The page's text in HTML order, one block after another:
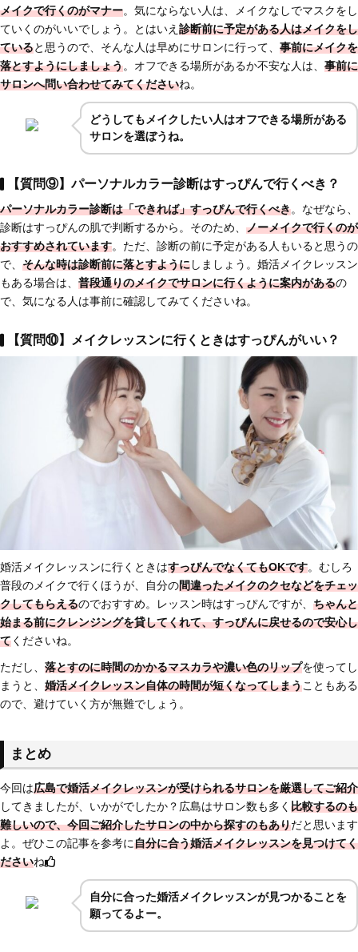
メイクで行くのがマナー。気にならない人は、メイクなしでマスクをし
ていくのがいいでしょう。とはいえ 診断前に予定がある人はメイクをし
ていると思うので、そんな人は早めにサロンに行って、 事前にメイクを
落とすようにしましょう。オフできる場所があるか不安な人は、 事前に
サロンへ問い合わせてみてくださいね。
どうしてもメイクしたい人はオフできる場所がある
サロンを選ぼうね。
【質問⑨】パーソナルカラー診断はすっぴんで行くべき？
パーソナルカラー診断は「できれば」すっぴんで行くべき。なぜなら、
診断はすっぴんの肌で判断するから。そのため、 ノーメイクで行くのが
おすすめされています。ただ、診断の前に予定がある人もいると思うの
で、 そんな時は診断前に落とすようにしましょう。婚活メイクレッスン
もある場合は、 普段通りのメイクでサロンに行くように案内があるの
で、気になる人は事前に確認してみてくださいね。
【質問⑩】メイクレッスンに行くときはすっぴんがいい？
婚活メイクレッスンに行くときはすっぴんでなくてもOKです。むしろ
普段のメイクで行くほうが、自分の間違ったメイクのクセなどをチェッ
クしてもらえるのでおすすめ。レッスン時はすっぴんですが、 ちゃんと
始まる前にクレンジングを貸してくれて、すっぴんに戻せるので安心し
てくださいね。
ただし、 落とすのに時間のかかるマスカラや濃い色のリップを使ってし
まうと、 婚活メイクレッスン自体の時間が短くなってしまうこともある
ので、避けていく方が無難でしょう。
まとめ
今回は広島で婚活メイクレッスンが受けられるサロンを厳選してご紹介
してきましたが、いかがでしたか？広島はサロン数も多く 比較するのも
難しいので、今回ご紹介したサロンの中から探すのもありだと思います
よ。ぜひこの記事を参考に自分に合う婚活メイクレッスンを見つけてく
ださいね
自分に合った婚活メイクレッスンが見つかることを
願ってるよー。